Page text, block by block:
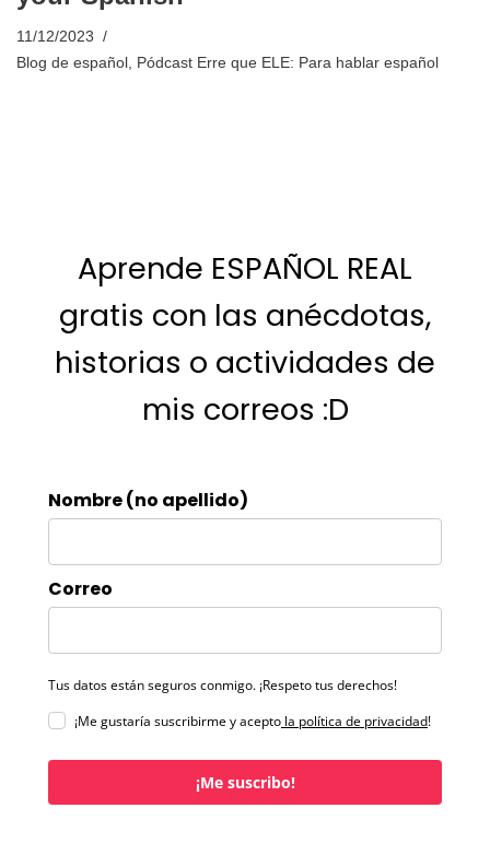
11/12/2023
Blog de español , Pódcast Erre que ELE: Para hablar español
Aprende ESPAÑOL REAL
gratis con las anécdotas,
historias o actividades de
mis correos :D
Nombre (no apellido)
Correo
Tus datos están seguros conmigo. ¡Respeto tus derechos!
¡Me gustaría suscribirme y acepto la política de privacidad!
¡Me suscribo!